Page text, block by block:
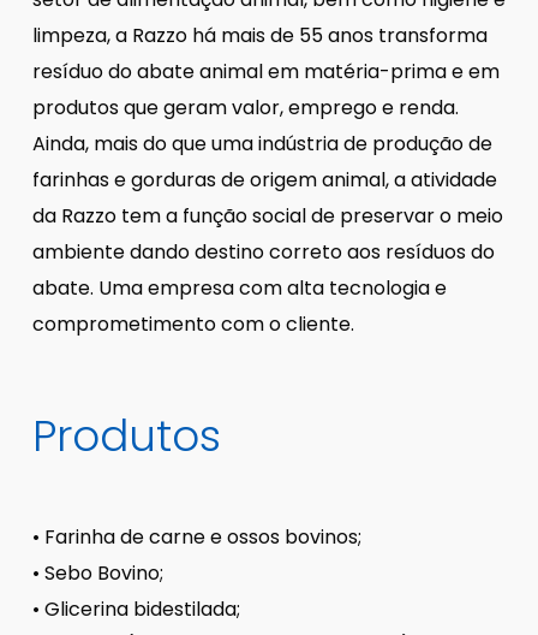
limpeza, a Razzo há mais de 55 anos transforma
resíduo do abate animal em matéria-prima e em
produtos que geram valor, emprego e renda.
Ainda, mais do que uma indústria de produção de
farinhas e gorduras de origem animal, a atividade
da Razzo tem a função social de preservar o meio
ambiente dando destino correto aos resíduos do
abate. Uma empresa com alta tecnologia e
comprometimento com o cliente.
Produtos
• Farinha de carne e ossos bovinos;
• Sebo Bovino;
• Glicerina bidestilada;